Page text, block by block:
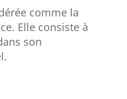
comme la
Elle consiste à
son